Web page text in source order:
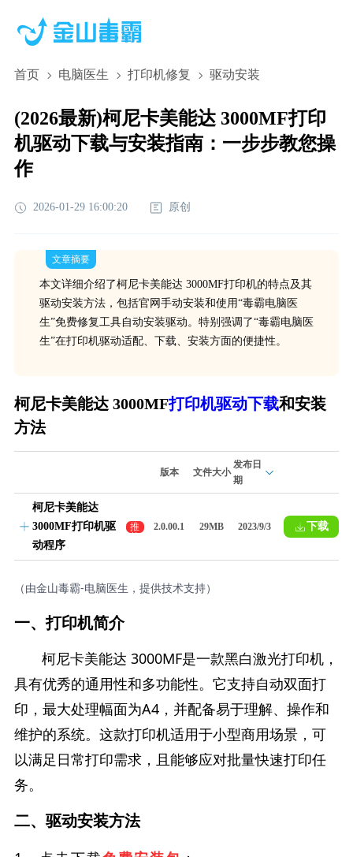
首页 电脑医生 打印机修复 驱动安装
(2026最新)柯尼卡美能达 3000MF打印
机驱动下载与安装指南：一步步教您操
作
2026-01-29 16:00:20 原创
文章摘要
本文详细介绍了柯尼卡美能达 3000MF打印机的特点及其
驱动安装方法，包括官网手动安装和使用“毒霸电脑医
生”免费修复工具自动安装驱动。特别强调了“毒霸电脑医
生”在打印机驱动适配、下载、安装方面的便捷性。
柯尼卡美能达 3000MF打印机驱动下载和安装
方法
版本 文件大小
发布日
期
柯尼卡美能达
3000MF打印机驱
动程序
推
荐
2.0.00.1 29MB 2023/9/3 下载
（由金山毒霸-电脑医生，提供技术支持）
一、打印机简介
柯尼卡美能达 3000MF是一款黑白激光打印机，
具有优秀的通用性和多功能性。它支持自动双面打
印，最大处理幅面为A4，并配备易于理解、操作和
维护的系统。这款打印机适用于小型商用场景，可
以满足日常打印需求，且能够应对批量快速打印任
务。
二、驱动安装方法